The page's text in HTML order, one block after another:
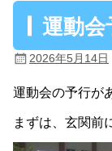
運動会
2026年5月14日
運動会の予行が
まずは、玄関前